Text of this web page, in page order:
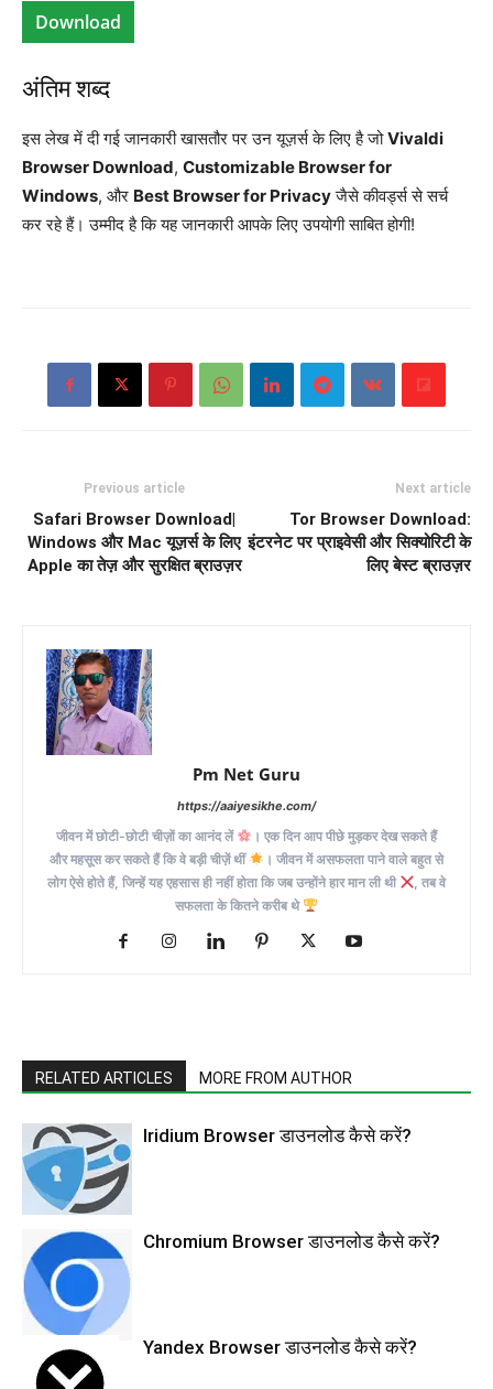
Download
अंतिम शब्द
इस लेख में दी गई जानकारी खासतौर पर उन यूज़र्स के लिए है जोVivaldi
Browser Download, Customizable Browser for
Windows, और Best Browser for Privacyजैसे कीवर्ड्स से सर्च
कर रहे हैं। उम्मीद है कि यह जानकारी आपके लिए उपयोगी साबित होगी!
Previous article
Safari Browser Download|
Windows और Mac यूज़र्स के लिए
Apple का तेज़ और सुरक्षित ब्राउज़र
Next article
Tor Browser Download:
इंटरनेट पर प्राइवेसी और सिक्योरिटी के
लिए बेस्ट ब्राउज़र
Pm Net Guru
https://aaiyesikhe.com/
जीवन में छोटी-छोटी चीज़ों का आनंद लें
। एक दिन आप पीछे मुड़कर देख सकते हैं
और महसूस कर सकते हैं कि वे बड़ी चीज़ें थीं
। जीवन में असफलता पाने वाले बहुत से
लोग ऐसे होते हैं, जिन्हें यह एहसास ही नहीं होता कि जब उन्होंने हार मान ली थी
, तब वे
सफलता के कितने करीब थे
RELATED ARTICLES MORE FROM AUTHOR
Iridium Browser डाउनलोड कैसे करें?
Chromium Browser डाउनलोड कैसे करें?
Yandex Browser डाउनलोड कैसे करें?